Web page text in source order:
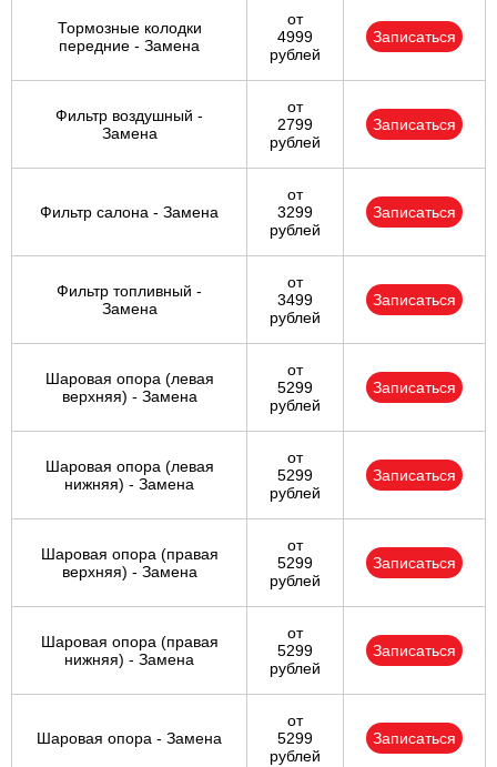
Тормозные колодки
передние - Замена
от
4999
рублей
Записаться
Фильтр воздушный -
Замена
от
2799
рублей
Записаться
Фильтр салона - Замена
от
3299
рублей
Записаться
Фильтр топливный -
Замена
от
3499
рублей
Записаться
Шаровая опора (левая
верхняя) - Замена
от
5299
рублей
Записаться
Шаровая опора (левая
нижняя) - Замена
от
5299
рублей
Записаться
Шаровая опора (правая
верхняя) - Замена
от
5299
рублей
Записаться
Шаровая опора (правая
нижняя) - Замена
от
5299
рублей
Записаться
Шаровая опора - Замена
от
5299
рублей
Записаться